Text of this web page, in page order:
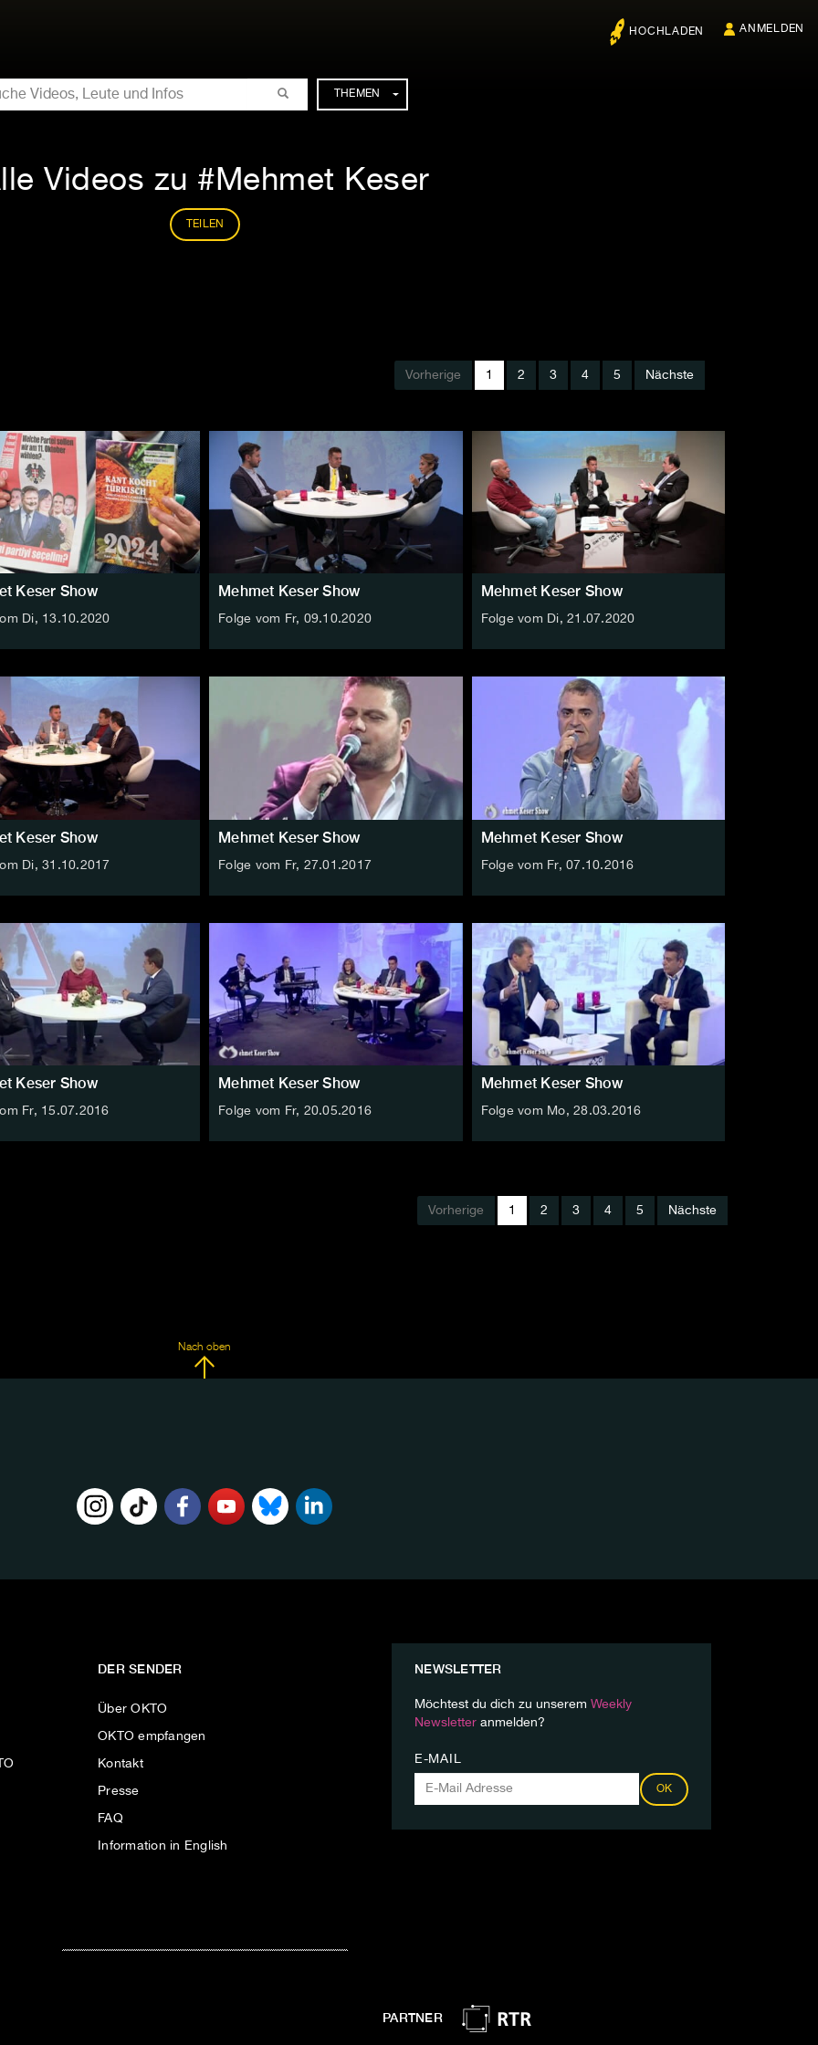
HOCHLADEN ANMELDEN
THEMEN
Videos zu #Mehmet Keser
TEILEN
Vorherige 1 2 3 4 5 Nächste
Keser Show
Di, 13.10.2020
Mehmet Keser Show
Folge vom Fr, 09.10.2020
Mehmet Keser Show
Folge vom Di, 21.07.2020
Keser Show
Di, 31.10.2017
Mehmet Keser Show
Folge vom Fr, 27.01.2017
Mehmet Keser Show
Folge vom Fr, 07.10.2016
Keser Show
Fr, 15.07.2016
Mehmet Keser Show
Folge vom Fr, 20.05.2016
Mehmet Keser Show
Folge vom Mo, 28.03.2016
Vorherige 1 2 3 4 5 Nächste
Nach oben
DER SENDER
Über OKTO
OKTO empfangen
Kontakt
Presse
FAQ
Information in English
NEWSLETTER
Möchtest du dich zu unserem Weekly
Newsletter anmelden?
E-MAIL
OK
PARTNER